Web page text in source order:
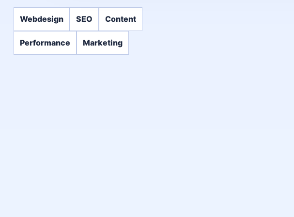
Webdesign SEO Content
Performance Marketing